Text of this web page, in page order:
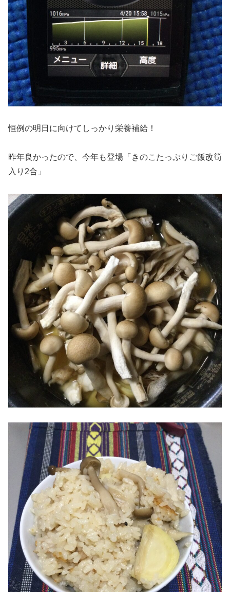
恒例の明日に向けてしっかり栄養補給！
昨年良かったので、今年も登場「きのこたっぷりご飯改筍
入り2合」